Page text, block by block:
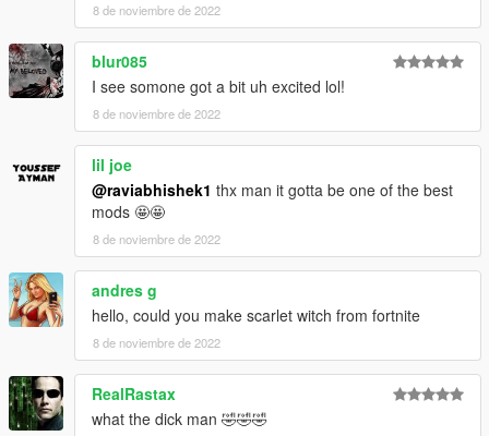
8 de noviembre de 2022
blur085
I see somone got a bit uh excited lol!
8 de noviembre de 2022
lil joe
@raviabhishek1 thx man it gotta be one of the best
mods 🤩🤩
8 de noviembre de 2022
andres g
hello, could you make scarlet witch from fortnite
8 de noviembre de 2022
RealRastax
what the dick man 🤣🤣🤣